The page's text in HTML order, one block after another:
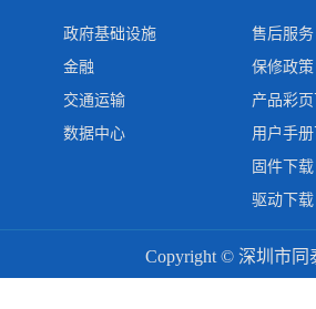
政府基础设施
金融
交通运输
数据中心
售后服务
保修政策
产品彩
用户手
固件下载
驱动下载
Copyright © 深圳市同